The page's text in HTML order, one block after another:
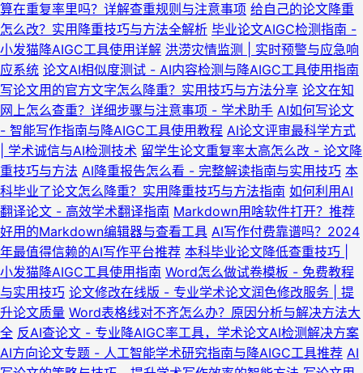
算在重复率里吗？详解查重规则与注意事项 给自己的论文降重
怎么改？实用降重技巧与方法全解析 毕业论文AIGC检测指南 -
小发猫降AIGC工具使用详解 洪涝灾情监测 | 实时预警与应急响
应系统 论文AI相似度测试 - AI内容检测与降AIGC工具使用指南
写论文用的官方文字怎么降重？实用技巧与方法分享 论文在知
网上怎么查重？详细步骤与注意事项 - 学术助手 AI如何写论文
- 智能写作指南与降AIGC工具使用教程 AI论文评审最科学方式
| 学术诚信与AI检测技术 留学生论文重复率太高怎么改 - 论文降
重技巧与方法 AI降重报告怎么看 - 完整解读指南与实用技巧 本
科毕业了论文怎么降重？实用降重技巧与方法指南 如何利用AI
翻译论文 - 高效学术翻译指南 Markdown用啥软件打开？推荐
好用的Markdown编辑器与查看工具 AI写作付费靠谱吗？2024
年最值得信赖的AI写作平台推荐 本科毕业论文降低查重技巧 |
小发猫降AIGC工具使用指南 Word怎么做试卷模板 - 免费教程
与实用技巧 论文修改在线版 - 专业学术论文润色修改服务 | 提
升论文质量 Word表格线对不齐怎么办？原因分析与解决方法大
全 反AI查论文 - 专业降AIGC率工具，学术论文AI检测解决方案
AI方向论文专题 - 人工智能学术研究指南与降AIGC工具推荐 AI